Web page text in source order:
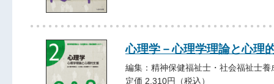
心理学－心理学理論と
編集：精神保健福祉士・社会福祉士
定価 2,310円（税込）